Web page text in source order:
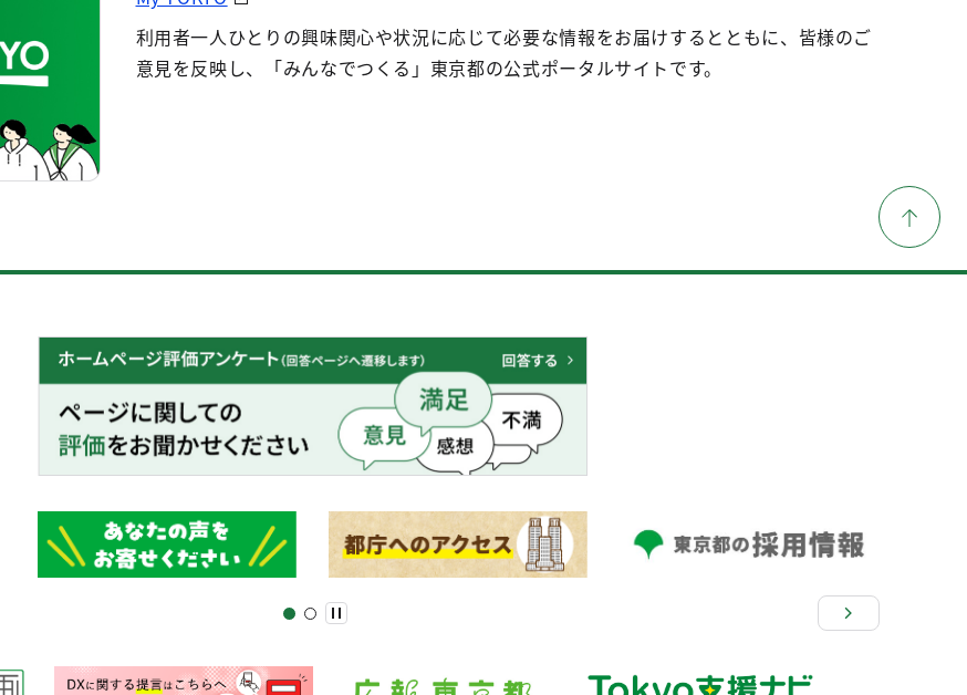
利用者一人ひとりの興味関心や状況に応じて必要な情報をお届けするとともに、皆様のご
意見を反映し、「みんなでつくる」東京都の公式ポータルサイトです。